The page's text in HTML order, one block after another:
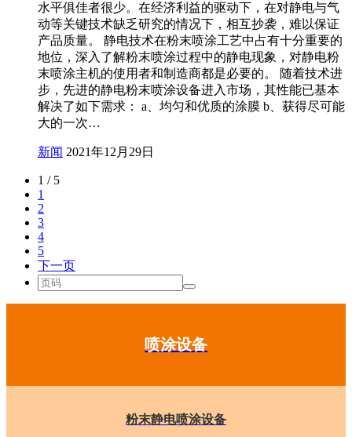
水平俱佳者很少。在经济利益的驱动下，在对静电与气
动等关键技术缺乏研究的情况下，相互抄袭，难以保证
产品质量。 静电技术在粉末喷涂工艺中占有十分重要的
地位，深入了解粉末喷涂过程中的静电现象，对静电粉
末喷涂主机的使用者和制造商都是必要的。 随着技术进
步，先进的静电粉末喷涂设备进入市场，其性能已基本
解决了如下需求： a、均匀和优质的涂膜 b、获得尽可能
大的一次…
新闻 2021年12月29日
1 / 5
1
2
3
4
5
下一页
喷涂设备
粉末静电喷涂设备